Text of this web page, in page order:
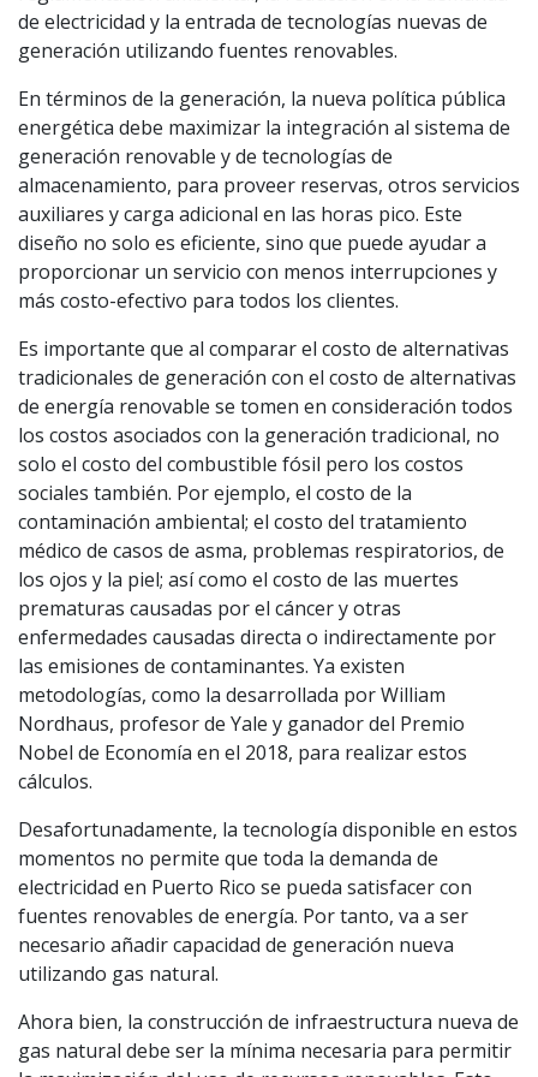
de electricidad y la entrada de tecnologías nuevas de
generación utilizando fuentes renovables.
En términos de la generación, la nueva política pública
energética debe maximizar la integración al sistema de
generación renovable y de tecnologías de
almacenamiento, para proveer reservas, otros servicios
auxiliares y carga adicional en las horas pico. Este
diseño no solo es eficiente, sino que puede ayudar a
proporcionar un servicio con menos interrupciones y
más costo-efectivo para todos los clientes.
Es importante que al comparar el costo de alternativas
tradicionales de generación con el costo de alternativas
de energía renovable se tomen en consideración todos
los costos asociados con la generación tradicional, no
solo el costo del combustible fósil pero los costos
sociales también. Por ejemplo, el costo de la
contaminación ambiental; el costo del tratamiento
médico de casos de asma, problemas respiratorios, de
los ojos y la piel; así como el costo de las muertes
prematuras causadas por el cáncer y otras
enfermedades causadas directa o indirectamente por
las emisiones de contaminantes. Ya existen
metodologías, como la desarrollada por William
Nordhaus, profesor de Yale y ganador del Premio
Nobel de Economía en el 2018, para realizar estos
cálculos.
Desafortunadamente, la tecnología disponible en estos
momentos no permite que toda la demanda de
electricidad en Puerto Rico se pueda satisfacer con
fuentes renovables de energía. Por tanto, va a ser
necesario añadir capacidad de generación nueva
utilizando gas natural.
Ahora bien, la construcción de infraestructura nueva de
gas natural debe ser la mínima necesaria para permitir